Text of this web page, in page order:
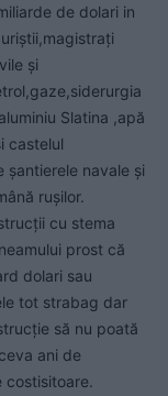
de dolari in
și
Slatina ,apă
castelul
șantierele navale și
rușilor.
cu stema
prost că
dolari sau
tot strabag dar
să nu poată
ani de